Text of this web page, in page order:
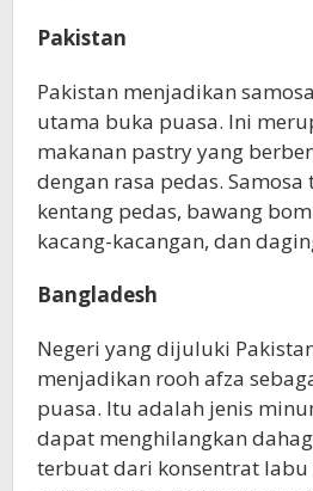
Pakistan
Pakistan menjadikan
utama buka puasa. Ini
makanan pastry yang
dengan rasa pedas.
kentang pedas, bawang
kacang-kacangan, dan
Bangladesh
Negeri yang dijuluki
menjadikan rooh afza
puasa. Itu adalah jenis
dapat menghilangkan
terbuat dari konsentrat